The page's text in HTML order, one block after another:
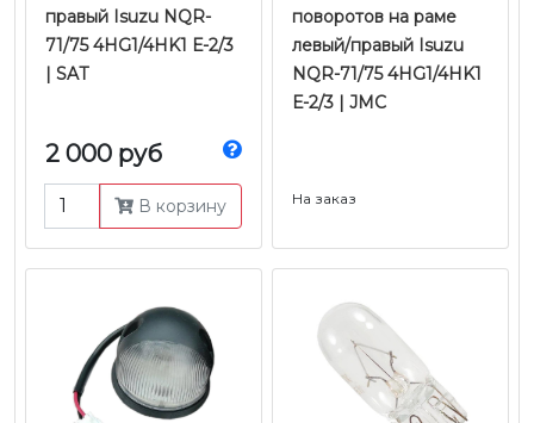
правый Isuzu NQR-
71/75 4HG1/4HK1 Е-2/3
| SAT
2 000 руб
В корзину
поворотов на раме
левый/правый Isuzu
NQR-71/75 4HG1/4HK1
Е-2/3 | JMC
На заказ